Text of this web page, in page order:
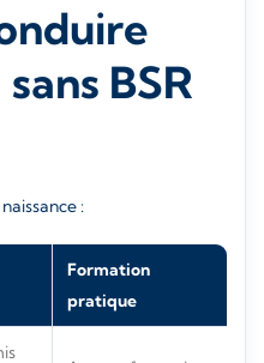
BSR
:
Formation
pratique